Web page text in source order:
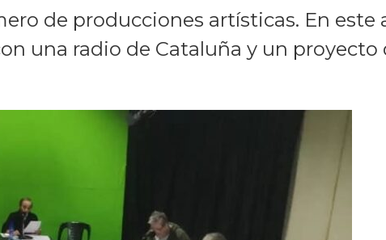
de producciones artísticas. En este
una radio de Cataluña y un